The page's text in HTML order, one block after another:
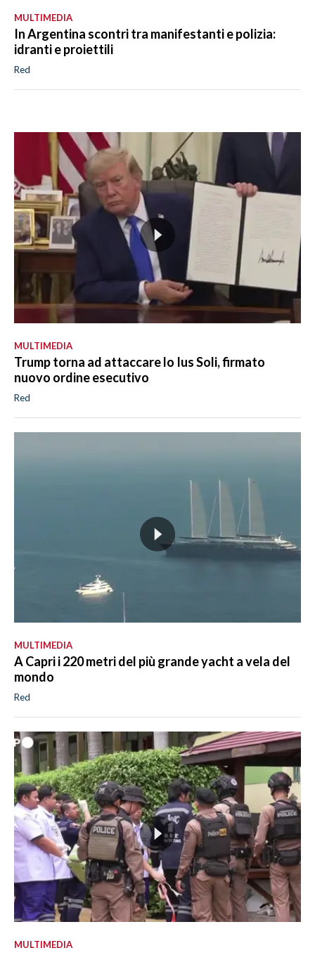
MULTIMEDIA
In Argentina scontri tra manifestanti e polizia:
idranti e proiettili
Red
MULTIMEDIA
Trump torna ad attaccare lo Ius Soli, firmato
nuovo ordine esecutivo
Red
MULTIMEDIA
A Capri i 220 metri del più grande yacht a vela del
mondo
Red
MULTIMEDIA